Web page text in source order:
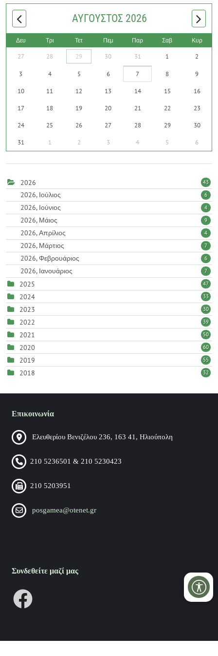
READ MORE
ΑΎΓΟΥΣΤΟΣ 2026
Δευ Τρι Τετ Πεμ Παρ Σαβ Κυρ
27 28 29 30 31 1 2
3 4 5 6 7 8 9
10 11 12 13 14 15 16
17 18 19 20 21 22 23
24 25 26 27 28 29 30
31 1 2 3 4 5 6
2026 43
2026, Ιούλιος 6
2026, Ιούνιος 4
2026, Μάιος 9
2026, Απρίλιος 4
2026, Μάρτιος 7
2026, Φεβρουάριος 6
2026, Ιανουάριος 7
2025 47
2024 33
2023 30
2022 39
2021 50
2020 60
2019 55
2018 32
Επικοινωνία
Ελευθερίου Βενιζέλου 236, 163 41, Ηλιούπολη
210 5236501 & 210 5230423
210 5203951
posgamea@otenet.gr
Συνδεθείτε μαζί μας